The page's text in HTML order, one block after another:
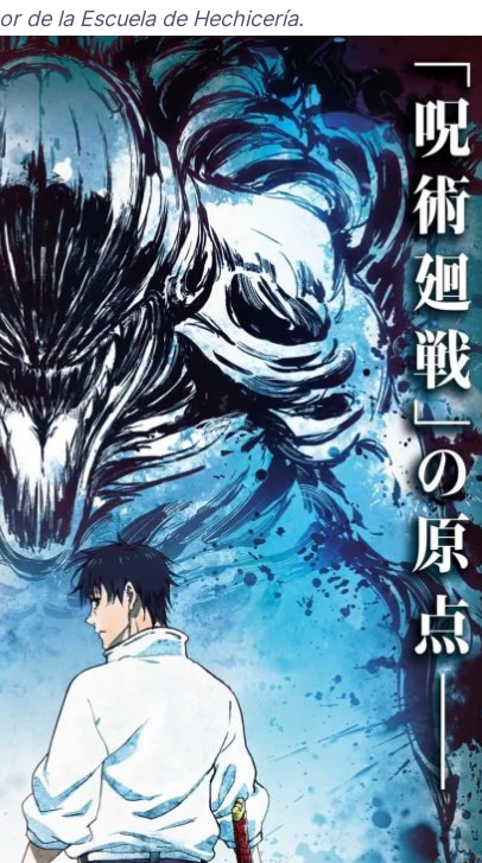
de la Escuela de Hechicería.